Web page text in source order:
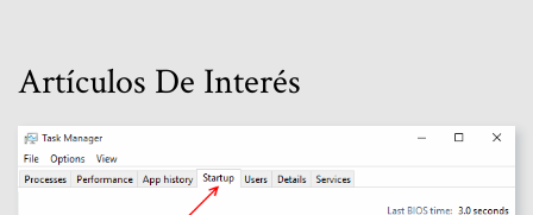
Artículos De Interés